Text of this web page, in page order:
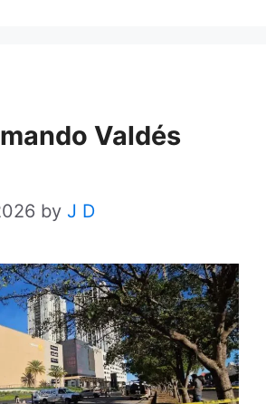
Valdés
by J D